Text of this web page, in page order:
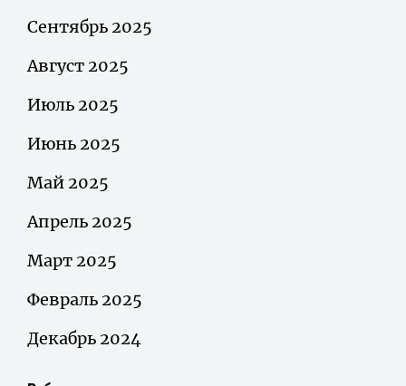
Сентябрь 2025
Август 2025
Июль 2025
Июнь 2025
Май 2025
Апрель 2025
Март 2025
Февраль 2025
Декабрь 2024